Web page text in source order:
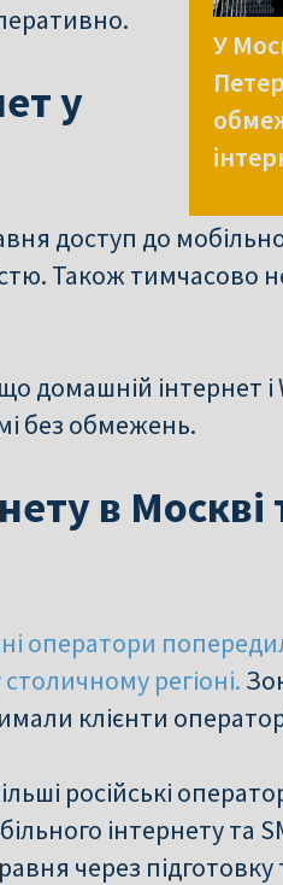
У
у
доступ до
Також тимчасово
домашній інтернет
без обмежень.
в Москві
оператори
регіоні.
клієнти
російські
інтернету та
через